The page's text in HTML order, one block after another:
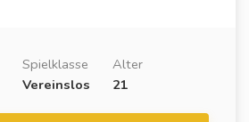
Spielklasse
Vereinslos
Alter
21